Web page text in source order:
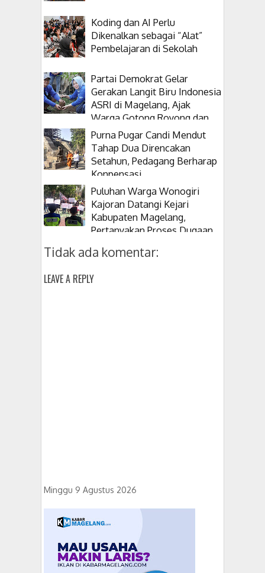
Koding dan AI Perlu
Dikenalkan sebagai “Alat”
Pembelajaran di Sekolah
Partai Demokrat Gelar
Gerakan Langit Biru Indonesia
ASRI di Magelang, Ajak
Warga Gotong Royong dan
Tanam Pohon
Purna Pugar Candi Mendut
Tahap Dua Direncakan
Setahun, Pedagang Berharap
Konpensasi
Puluhan Warga Wonogiri
Kajoran Datangi Kejari
Kabupaten Magelang,
Pertanyakan Proses Dugaan
Tidak ada komentar:
LEAVE A REPLY
Minggu 9 Agustus 2026